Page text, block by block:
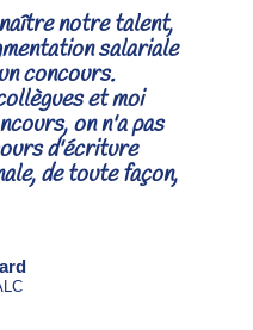
notre talent,
salariale
concours.
et moi
on n'a pas
d'écriture
de toute façon,